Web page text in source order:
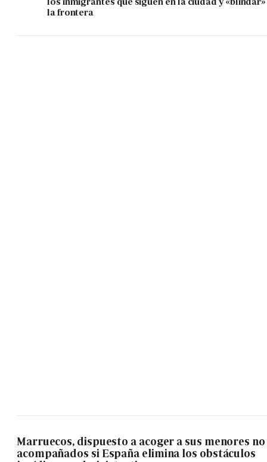
la frontera
Marruecos, dispuesto a acoger a sus menores no
acompañados si España elimina los obstáculos